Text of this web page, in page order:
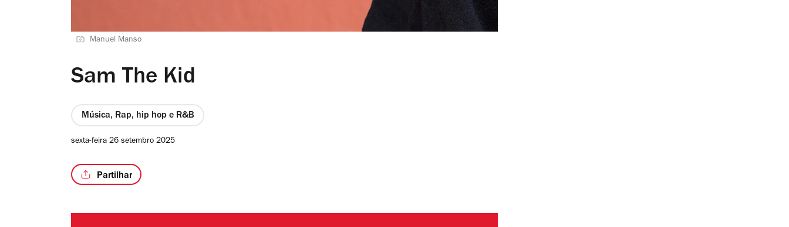
Manuel Manso
Sam The Kid
Música, Rap, hip hop e R&B
sexta-feira 26 setembro 2025
Partilhar